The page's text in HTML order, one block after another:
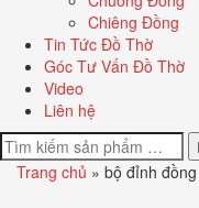
Chiêng Đồng
Tin Tức Đồ Thờ
Góc Tư Vấn Đồ Thờ
Video
Liên hệ
Trang chủ » bộ đỉnh